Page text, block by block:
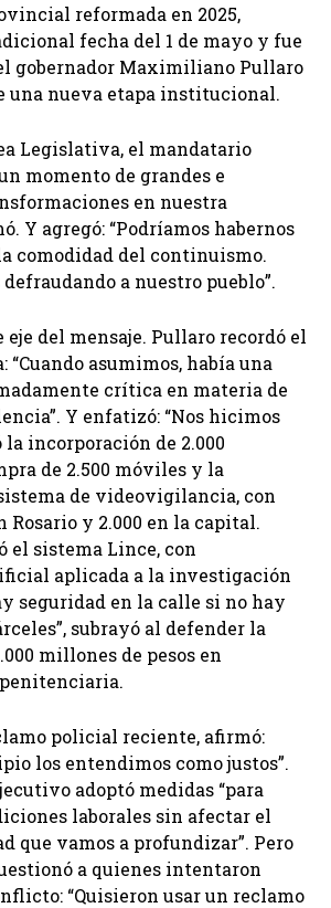
reformada en 2025,
fecha del 1 de mayo y fue
gobernador Maximiliano Pullaro
una nueva etapa institucional.
Legislativa, el mandatario
momento de grandes e
en nuestra
Y agregó: “Podríamos habernos
comodidad del continuismo.
a nuestro pueblo”.
eje del mensaje. Pullaro recordó el
“Cuando asumimos, había una
crítica en materia de
Y enfatizó: “Nos hicimos
la incorporación de 2.000
de 2.500 móviles y la
de videovigilancia, con
Rosario y 2.000 en la capital.
el sistema Lince, con
aplicada a la investigación
seguridad en la calle si no hay
subrayó al defender la
millones de pesos en
policial reciente, afirmó:
los entendimos como justos”.
adoptó medidas “para
laborales sin afectar el
que vamos a profundizar”. Pero
a quienes intentaron
“Quisieron usar un reclamo